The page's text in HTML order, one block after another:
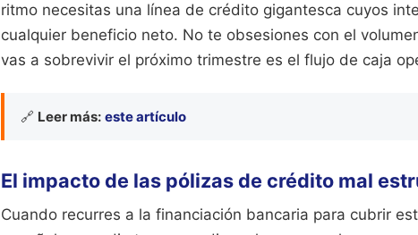
ritmo necesitas una línea de crédito gigantesca cuyos
cualquier beneficio neto. No te obsesiones con el
vas a sobrevivir el próximo trimestre es el flujo de caja
🔗 Leer más: este artículo
El impacto de las pólizas de crédito mal
Cuando recurres a la financiación bancaria para cubrir